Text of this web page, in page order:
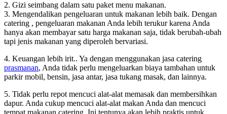
2. Gizi seimbang dalam satu paket menu makanan.
3. Mengendalikan pengeluaran untuk makanan lebih baik. Dengan
catering , pengeluaran makanan Anda lebih terukur karena Anda
hanya akan membayar satu harga makanan saja, tidak berubah-ubah
tapi jenis makanan yang diperoleh bervariasi.
4. Keuangan lebih irit.. Ya dengan menggunakan jasa catering
prasmanan, Anda tidak perlu mengeluarkan biaya tambahan untuk
parkir mobil, bensin, jasa antar, jasa tukang masak, dan lainnya.
5. Tidak perlu repot mencuci alat-alat memasak dan membersihkan
dapur. Anda cukup mencuci alat-alat makan Anda dan mencuci